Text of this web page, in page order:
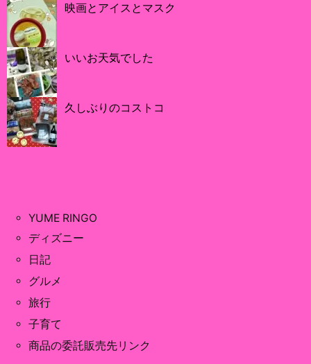
映画とアイスとマスク
いいお天気でした
久しぶりのコストコ
YUME RINGO
ディズニー
日記
グルメ
旅行
子育て
商品の委託販売先リンク